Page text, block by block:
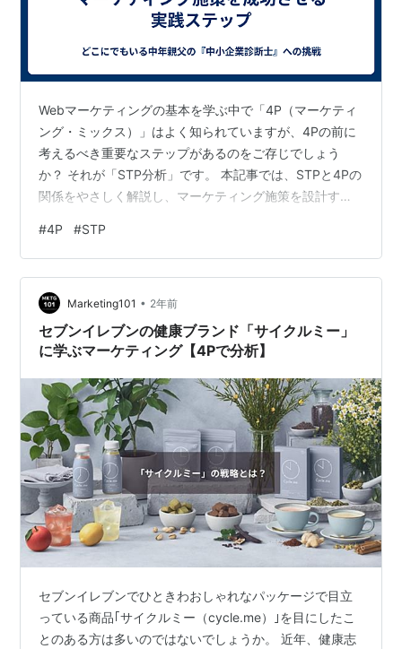
Webマーケティングの基本を学ぶ中で「4P（マーケティ
ング・ミックス）」はよく知られていますが、4Pの前に
考えるべき重要なステップがあるのをご存じでしょう
か？ それが「STP分析」です。 本記事では、STPと4Pの
関係をやさしく解説し、マーケティング施策を設計する
ムーズに理解できるように、順を追って丁寧にご説明し
ます。 STPとは何か？｜マーケティング戦略の土台 STP
とは、マーケティング戦略の立案において「誰に何を届
けるか」を明確にするための考え方です。 それぞれの頭
文字は以下を意味しています： 項目 内容
Segmentation（セグメン…
#4P #STP
Marketing101 • 2年前
セブンイレブンの健康ブランド「サイクルミー」
に学ぶマーケティング【4Pで分析】
セブンイレブンでひときわおしゃれなパッケージで目立
っている商品｢サイクルミー（cycle.me）｣を目にしたこ
とのある方は多いのではないでしょうか。 近年、健康志